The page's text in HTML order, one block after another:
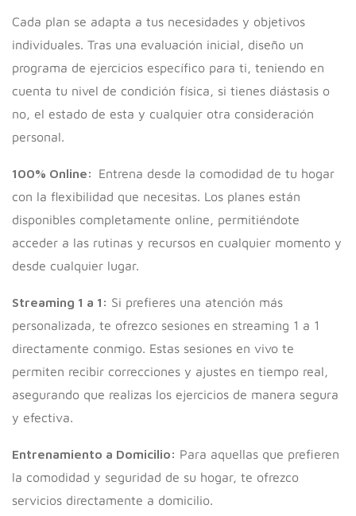
Cada plan se adapta a tus necesidades y objetivos
individuales. Tras una evaluación inicial, diseño un
programa de ejercicios específico para ti, teniendo en
cuenta tu nivel de condición física, si tienes diástasis o
no, el estado de esta y cualquier otra consideración
personal.
100% Online: Entrena desde la comodidad de tu hogar
con la flexibilidad que necesitas. Los planes están
disponibles completamente online, permitiéndote
acceder a las rutinas y recursos en cualquier momento y
desde cualquier lugar.
Streaming 1 a 1: Si prefieres una atención más
personalizada, te ofrezco sesiones en streaming 1 a 1
directamente conmigo. Estas sesiones en vivo te
permiten recibir correcciones y ajustes en tiempo real,
asegurando que realizas los ejercicios de manera segura
y efectiva.
Entrenamiento a Domicilio: Para aquellas que prefieren
la comodidad y seguridad de su hogar, te ofrezco
servicios directamente a domicilio.